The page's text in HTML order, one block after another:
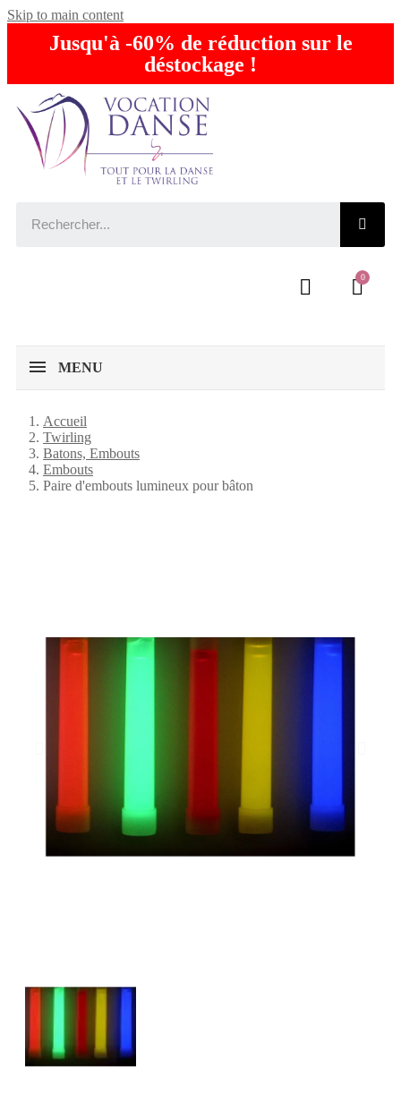
Skip to main content
Jusqu'à -60% de réduction sur le
déstockage !
MENU
Accueil
Twirling
Batons, Embouts
Embouts
Paire d'embouts lumineux pour bâton